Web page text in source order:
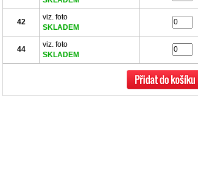
42
viz. foto
SKLADEM
44
viz. foto
SKLADEM